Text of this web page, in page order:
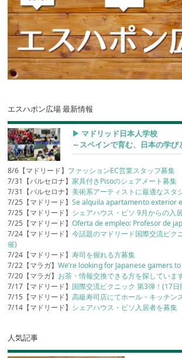
エスハポン広場 最新情報
▶︎ マドリッド日本人学校
～スペインで育む、日本の学び
8/6【マドリード】 ファッションEC営業スタッフ募集
7/31【バルセロナ】家具付きPisoのシェアメート募集
7/31【バルセロナ】美術系アーティストに最適なスタ
7/25【マドリード】Se alquila apartamento exterior
7/25【マドリード】 シェアハウス・ピソ 9月からの入
7/25【マドリード】Oferta de empleo: Profesor de
7/24【マドリード】今話題のマドリード国際交流ピク
催)
7/24【マドリード】寿司を握れる方募集
7/22【マラガ】We’re looking for Japanese gamers
7/20【マラガ】 お茶・情報交換できる方を探していま
7/17【マドリード】 国際交流ピクニック 第3弾！(17日
7/15【マドリード】高級寿司店にてホール・キッチン
7/14【マドリード】 シェアハウス・ピソ入居者を募集
人気記事